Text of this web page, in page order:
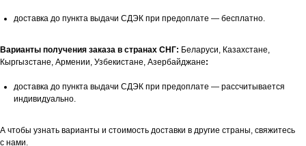
доставка до пункта выдачи СДЭК при предоплате — бесплатно.
Варианты получения заказа в странах СНГ: Беларуси, Казахстане,
Кыргызстане, Армении, Узбекистане, Азербайджане:
доставка до пункта выдачи СДЭК при предоплате — рассчитывается
индивидуально.
А чтобы узнать варианты и стоимость доставки в другие страны, свяжитесь
с нами.